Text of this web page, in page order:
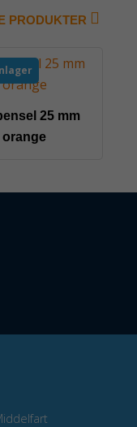
PRODUKTER
25 mm
orange